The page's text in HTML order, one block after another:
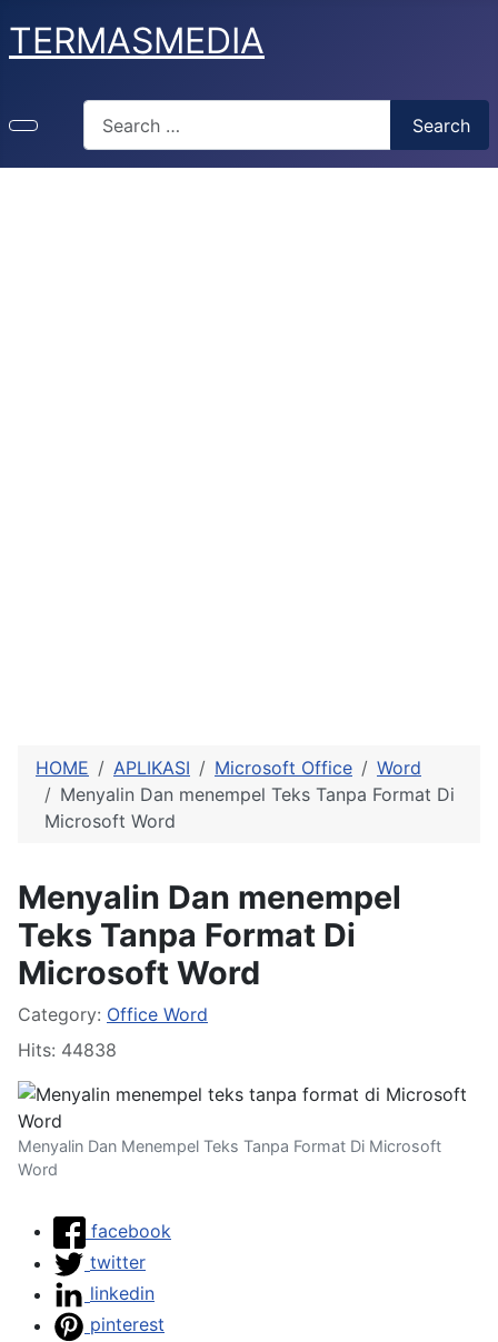
TERMASMEDIA
Search
HOME APLIKASI Microsoft Office
Word
Menyalin Dan menempel Teks Tanpa Format Di
Microsoft Word
Menyalin Dan menempel
Teks Tanpa Format Di
Microsoft Word
Details
Category: Office Word
Hits: 44838
Menyalin Dan Menempel Teks Tanpa Format Di Microsoft
Word
facebook
twitter
linkedin
pinterest